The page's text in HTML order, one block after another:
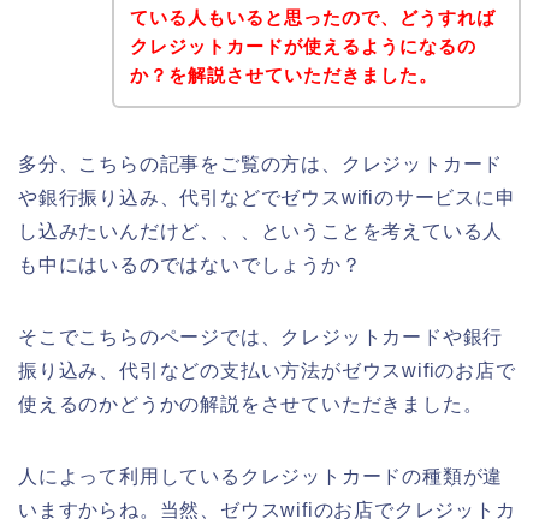
ている人もいると思ったので、どうすれば
クレジットカードが使えるようになるの
か？を解説させていただきました。
多分、こちらの記事をご覧の方は、クレジットカード
や銀行振り込み、代引などでゼウスwifiのサービスに申
し込みたいんだけど、、、ということを考えている人
も中にはいるのではないでしょうか？
そこでこちらのページでは、クレジットカードや銀行
振り込み、代引などの支払い方法がゼウスwifiのお店で
使えるのかどうかの解説をさせていただきました。
人によって利用しているクレジットカードの種類が違
いますからね。当然、ゼウスwifiのお店でクレジットカ